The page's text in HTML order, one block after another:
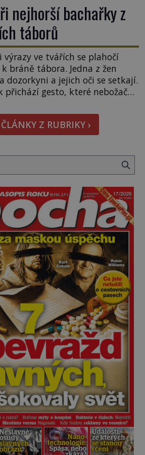
nejhorší bachařky z
táborů
výrazy ve tvářích se plahočí
bráně tábora. Jedna z žen
dozorkyni a jejich oči se setkají.
gesto, které nebožačku
Josef Mengele (1911–
(1900–1945) zná každý,
jen otřela. Jenže […]
Z RUBRIKY ›